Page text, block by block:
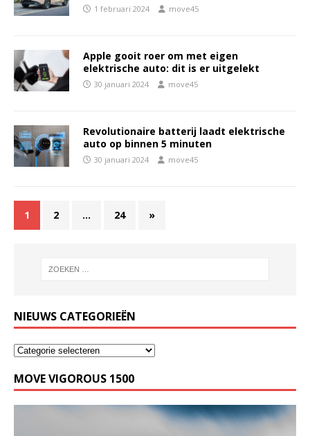
1 februari 2024 move45
Apple gooit roer om met eigen
elektrische auto: dit is er uitgelekt
30 januari 2024 move45
Revolutionaire batterij laadt elektrische
auto op binnen 5 minuten
30 januari 2024 move45
1 2 … 24 »
NIEUWS CATEGORIEËN
MOVE VIGOROUS 1500